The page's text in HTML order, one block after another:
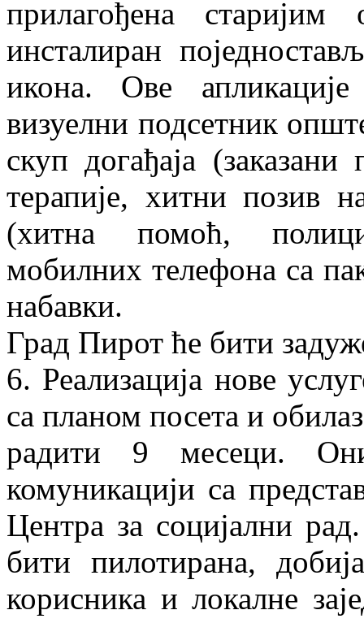
прилагођена
инсталиран
икона. Ове
визуелни подсетник
скуп догађаја
терапије, хитни позив
(хитна помоћ,
мобилних телефона са
набавки.
Град Пирот ће бити
6. Реализација нове
са планом посета и
радити 9 месеци.
комуникацији са
Центра за социјални
бити пилотирана,
корисника и локалне